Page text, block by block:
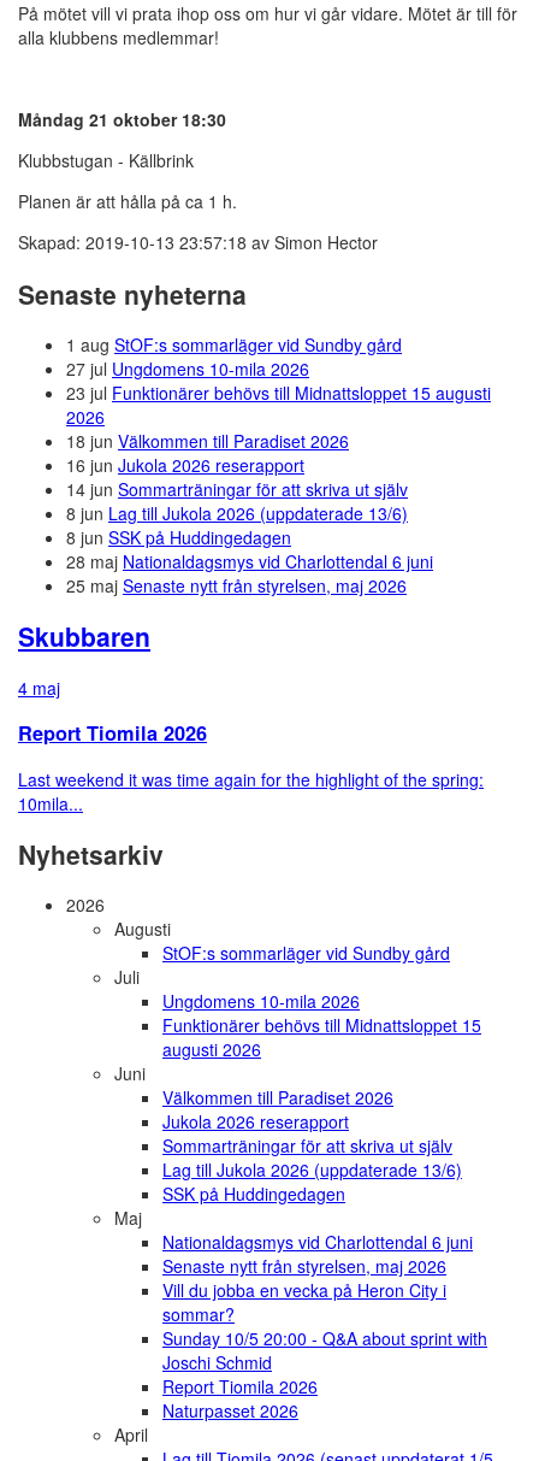
På mötet vill vi prata ihop oss om hur vi går vidare. Mötet är till för
alla klubbens medlemmar!
Måndag 21 oktober 18:30
Klubbstugan - Källbrink
Planen är att hålla på ca 1 h.
Skapad: 2019-10-13 23:57:18 av Simon Hector
Senaste nyheterna
1 aug StOF:s sommarläger vid Sundby gård
27 jul Ungdomens 10-mila 2026
23 jul Funktionärer behövs till Midnattsloppet 15 augusti
2026
18 jun Välkommen till Paradiset 2026
16 jun Jukola 2026 reserapport
14 jun Sommarträningar för att skriva ut själv
8 jun Lag till Jukola 2026 (uppdaterade 13/6)
8 jun SSK på Huddingedagen
28 maj Nationaldagsmys vid Charlottendal 6 juni
25 maj Senaste nytt från styrelsen, maj 2026
Skubbaren
4 maj
Report Tiomila 2026
Last weekend it was time again for the highlight of the spring:
10mila...
Nyhetsarkiv
2026
Augusti
StOF:s sommarläger vid Sundby gård
Juli
Ungdomens 10-mila 2026
Funktionärer behövs till Midnattsloppet 15
augusti 2026
Juni
Välkommen till Paradiset 2026
Jukola 2026 reserapport
Sommarträningar för att skriva ut själv
Lag till Jukola 2026 (uppdaterade 13/6)
SSK på Huddingedagen
Maj
Nationaldagsmys vid Charlottendal 6 juni
Senaste nytt från styrelsen, maj 2026
Vill du jobba en vecka på Heron City i
sommar?
Sunday 10/5 20:00 - Q&A about sprint with
Joschi Schmid
Report Tiomila 2026
Naturpasset 2026
April